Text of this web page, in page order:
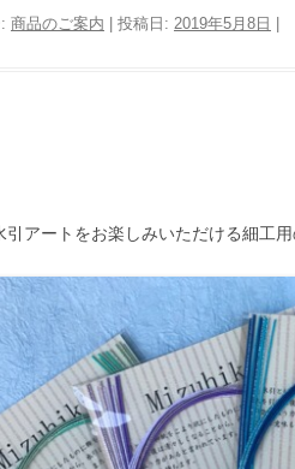
商品のご案内 | 投稿日: 2019年5月8日
引アートをお楽しみいただける細工